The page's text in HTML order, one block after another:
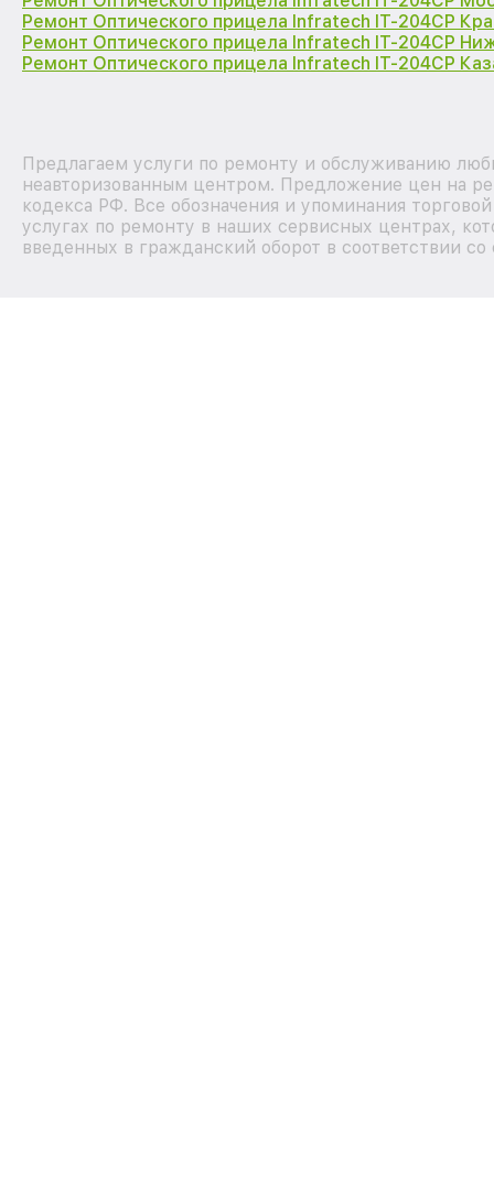
Ремонт Оптического прицела Infratech IT-204CP
Ремонт Оптического прицела Infratech IT-204CP
Ремонт Оптического прицела Infratech IT-204CP
Предлагаем услуги по ремонту и обслуживанию
неавторизованным центром. Предложение цен на
кодекса РФ. Все обозначения и упоминания
услугах по ремонту в наших сервисных центрах,
введенных в гражданский оборот в соответствии